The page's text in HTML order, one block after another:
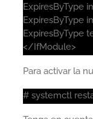
ExpiresByType
ExpiresByType
ExpiresByType
</IfModule>
Para activar la
# systemctl